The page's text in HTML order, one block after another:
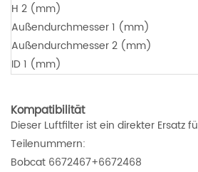
H 2 (mm)
Außendurchmesser 1 (mm)
Außendurchmesser 2 (mm)
ID 1 (mm)
Kompatibilität
Dieser Luftfilter ist ein direkter Ersatz
Teilenummern:
Bobcat 6672467+6672468